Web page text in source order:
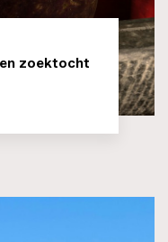
zoektocht